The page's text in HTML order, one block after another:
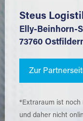
Steus
Elly-Beinhorn-
73760
Zur
*Extraraum ist
und daher nicht